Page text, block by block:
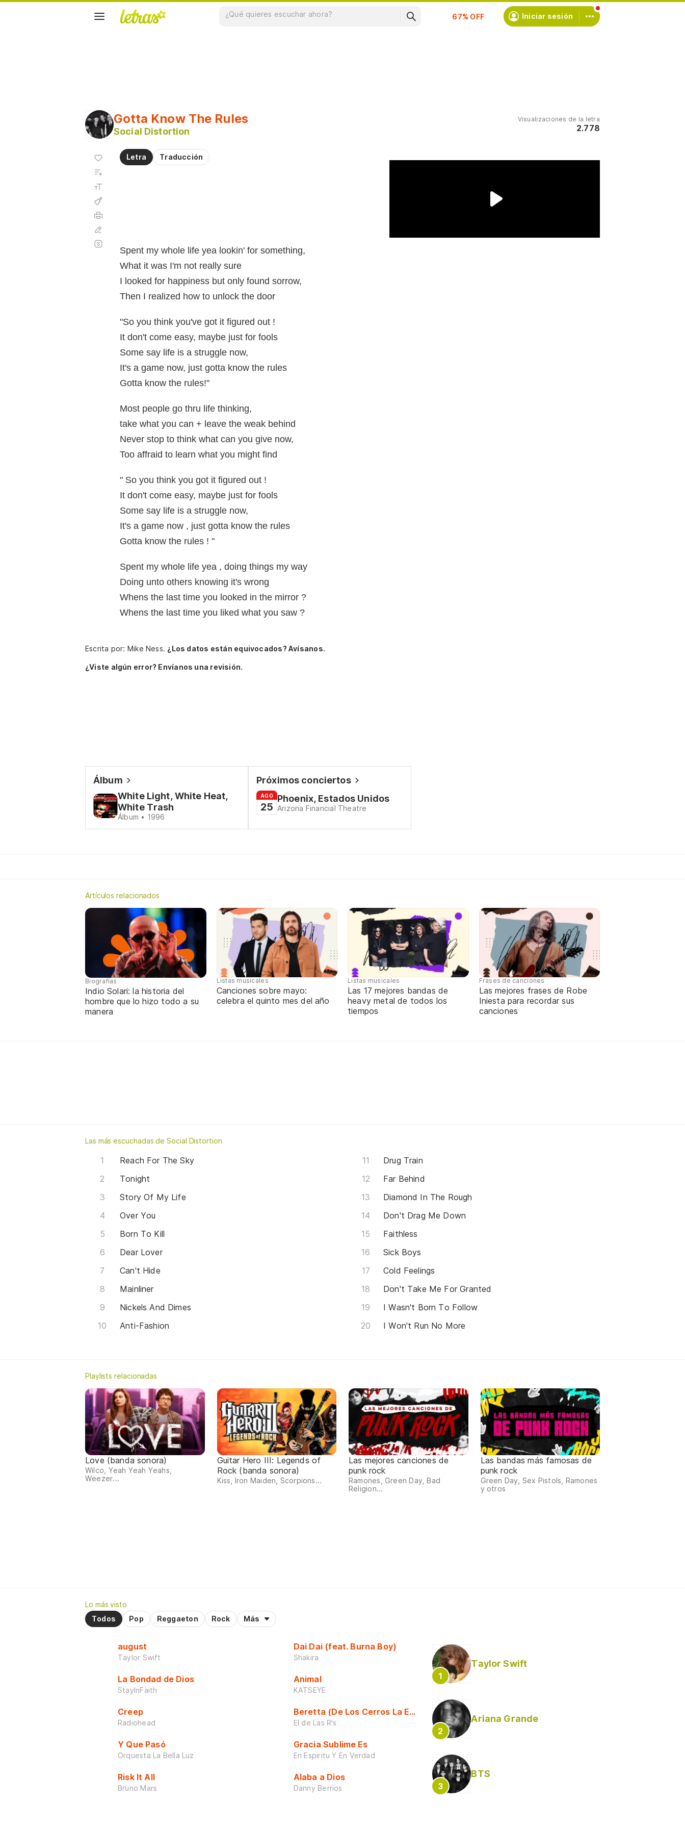
Suscríbete Iniciar sesión
Visualizaciones de la letra
2.778
Gotta Know The Rules
Social Distortion
Letra Traducción
Spent my whole life yea lookin' for something,
What it was I'm not really sure
I looked for happiness but only found sorrow,
Then I realized how to unlock the door
"So you think you've got it figured out !
It don't come easy, maybe just for fools
Some say life is a struggle now,
It's a game now, just gotta know the rules
Gotta know the rules!"
Most people go thru life thinking,
take what you can + leave the weak behind
Never stop to think what can you give now,
Too affraid to learn what you might find
" So you think you got it figured out !
It don't come easy, maybe just for fools
Some say life is a struggle now,
It's a game now , just gotta know the rules
Gotta know the rules ! "
Spent my whole life yea , doing things my way
Doing unto others knowing it's wrong
Whens the last time you looked in the mirror ?
Whens the last time you liked what you saw ?
Agregar
favoritos
Agregar
automático
Escrita por: Mike Ness. ¿Los datos están equivocados? Avísanos.
¿Viste algún error? Envíanos una revisión.
Álbum
White Light, White Heat,
White Trash
Álbum • 1996
Próximos conciertos
AGO
25
Phoenix, Estados Unidos
Arizona Financial Theatre
Artículos relacionados
Biografías
Indio Solari: la historia del
hombre que lo hizo todo a su
manera
Listas musicales
Canciones sobre mayo:
celebra el quinto mes del año
Listas musicales
Las 17 mejores bandas de
heavy metal de todos los
tiempos
Frases de canciones
Las mejores frases de Robe
Iniesta para recordar sus
canciones
Las más escuchadas de Social Distortion
Reach For The Sky
Tonight
Story Of My Life
Over You
Born To Kill
Dear Lover
Can't Hide
Mainliner
Nickels And Dimes
Anti-Fashion
Drug Train
Far Behind
Diamond In The Rough
Don't Drag Me Down
Faithless
Sick Boys
Cold Feelings
Don't Take Me For Granted
I Wasn't Born To Follow
I Won't Run No More
Playlists relacionadas
Love (banda sonora)
Wilco, Yeah Yeah Yeahs,
Weezer...
Guitar Hero III: Legends of
Rock (banda sonora)
Kiss, Iron Maiden, Scorpions...
Las mejores canciones de
punk rock
Ramones, Green Day, Bad
Religion...
Las bandas más famosas de
punk rock
Green Day, Sex Pistols, Ramones
y otros
Lo más visto
Todos
Pop Reggaeton Rock Más
august
Taylor Swift
La Bondad de Dios
StayInFaith
Creep
Radiohead
Y Que Pasó
Orquesta La Bella Luz
Risk It All
Bruno Mars
Dai Dai (feat. Burna Boy)
Shakira
Animal
KATSEYE
Beretta (De Los Cerros La Escuela)
El de Las R's
Gracia Sublime Es
En Espiritu Y En Verdad
Alaba a Dios
Danny Berrios
Taylor Swift
Ariana Grande
BTS